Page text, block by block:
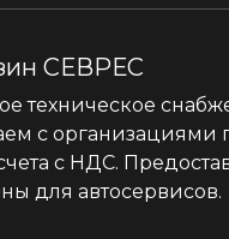
СЕВРЕС
техническое
с организациями
с НДС.
для автосервисов.